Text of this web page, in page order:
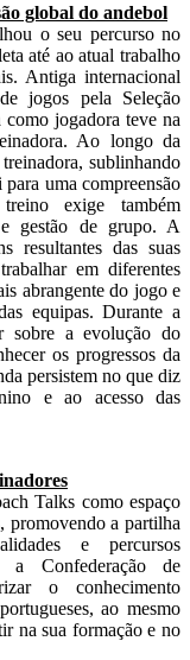
global do andebol
o seu percurso no
até ao atual trabalho
Antiga internacional
jogos pela Seleção
jogadora teve na
Ao longo da
sublinhando
uma compreensão
exige também
e gestão de grupo. A
resultantes das suas
em diferentes
abrangente do jogo e
equipas. Durante a
sobre a evolução do
os progressos da
persistem no que diz
e ao acesso das
Talks como espaço
promovendo a partilha
e percursos
a Confederação de
o conhecimento
ao mesmo
na sua formação e no